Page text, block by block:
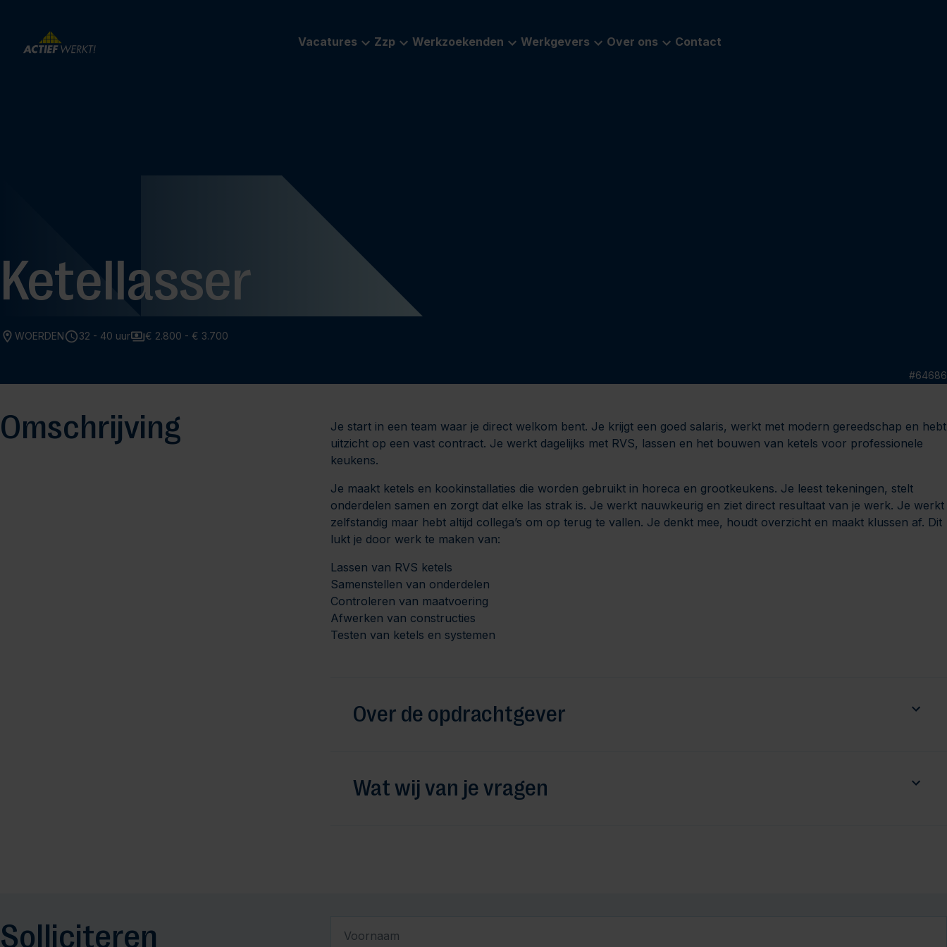
Vacatures Zzp Werkzoekenden Werkgevers Over ons Contact
Ketellasser
WOERDEN 32 - 40 uur € 2.800 - € 3.700
#64686
Omschrijving
Je start in een team waar je direct welkom bent. Je krijgt een goed salaris, werkt met modern gereedschap en hebt
uitzicht op een vast contract. Je werkt dagelijks met RVS, lassen en het bouwen van ketels voor professionele
keukens.
Je maakt ketels en kookinstallaties die worden gebruikt in horeca en grootkeukens. Je leest tekeningen, stelt
onderdelen samen en zorgt dat elke las strak is. Je werkt nauwkeurig en ziet direct resultaat van je werk. Je werkt
zelfstandig maar hebt altijd collega’s om op terug te vallen. Je denkt mee, houdt overzicht en maakt klussen af. Dit
lukt je door werk te maken van:
Lassen van RVS ketels
Samenstellen van onderdelen
Controleren van maatvoering
Afwerken van constructies
Testen van ketels en systemen
Over de opdrachtgever
Wat wij van je vragen
Solliciteren Voornaam